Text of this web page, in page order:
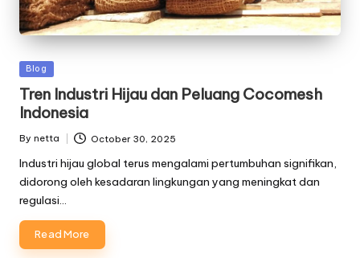
Posted
Blog
Tren Industri Hijau dan Peluang Cocomesh
Indonesia
Posted
By netta October 30, 2025
Industri hijau global terus mengalami pertumbuhan signifikan,
didorong oleh kesadaran lingkungan yang meningkat dan
regulasi…
Read More